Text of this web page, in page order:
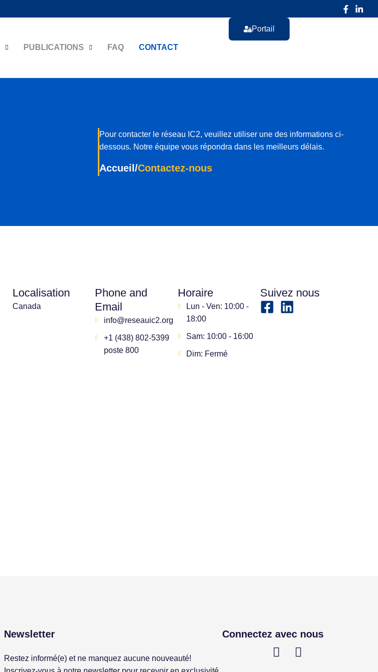
PUBLICATIONS FAQ CONTACT
Portail
Pour contacter le réseau IC2, veuillez utiliser une des informations ci-
dessous. Notre équipe vous répondra dans les meilleurs délais.
Accueil /Contactez-nous
Localisation
Canada
Phone and
Email
info@reseauic2.org
+1 (438) 802-5399
poste 800
Horaire
Lun - Ven: 10:00 -
18:00
Sam: 10:00 - 16:00
Dim: Fermé
Suivez nous
Newsletter
Restez informé(e) et ne manquez aucune nouveauté!
Connectez avec nous